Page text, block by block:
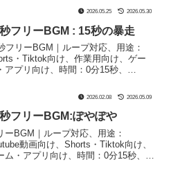
、楽器：ギター｜15秒BGM第51弾！
ルシーン、ゲーム実況などにぴった
ギター系の1曲です！ちなみに、少し
めの音量にすると迫力が出るのでお
めです！
2026.05.25 2026.05.30
フリーBGM : 15秒の暴走
フリーBGM｜ループ対応、用途：
・Tiktok向け、作業用向け、ゲー
アプリ向け、時間：0分15秒、
、楽器：リリースカットピアノ｜15
第３弾！ひたすらリリースカット
ノで暴走させてみました！緊迫シー
どにぴったりです！
2026.02.08 2026.05.09
フリーBGM:ぽやぽや
ーBGM｜ループ対応、用途：
動画向け、Shorts・Tiktok向け、
ム・アプリ向け、時間：0分15秒、